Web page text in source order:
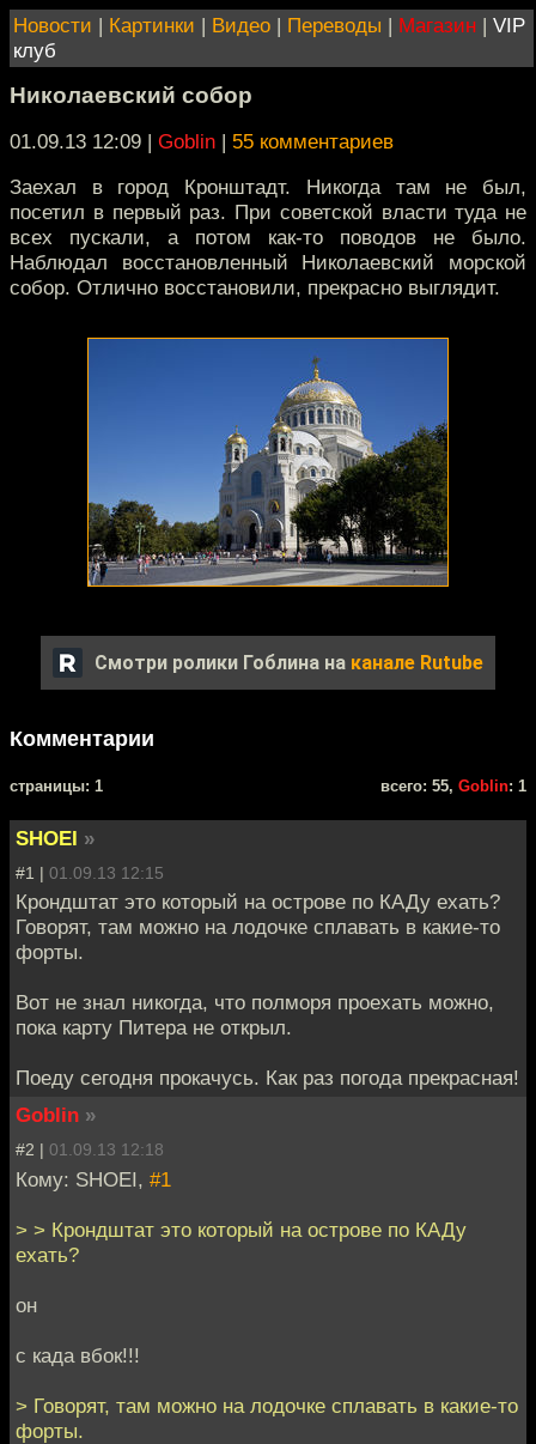
Новости | Картинки | Видео | Переводы | Магазин | VIP
клуб
Николаевский собор
01.09.13 12:09 | Goblin | 55 комментариев
Заехал в город Кронштадт. Никогда там не был,
посетил в первый раз. При советской власти туда не
всех пускали, а потом как-то поводов не было.
Наблюдал восстановленный Николаевский морской
собор. Отлично восстановили, прекрасно выглядит.
Смотри ролики Гоблина на канале Rutube
Комментарии
cтраницы: 1 всего: 55, Goblin: 1
SHOEI »
#1 | 01.09.13 12:15
Крондштат это который на острове по КАДу ехать?
Говорят, там можно на лодочке сплавать в какие-то
форты.
Вот не знал никогда, что полморя проехать можно,
пока карту Питера не открыл.
Поеду сегодня прокачусь. Как раз погода прекрасная!
Goblin »
#2 | 01.09.13 12:18
Кому: SHOEI, #1
> > Крондштат это который на острове по КАДу
ехать?
он
с када вбок!!!
> Говорят, там можно на лодочке сплавать в какие-то
форты.